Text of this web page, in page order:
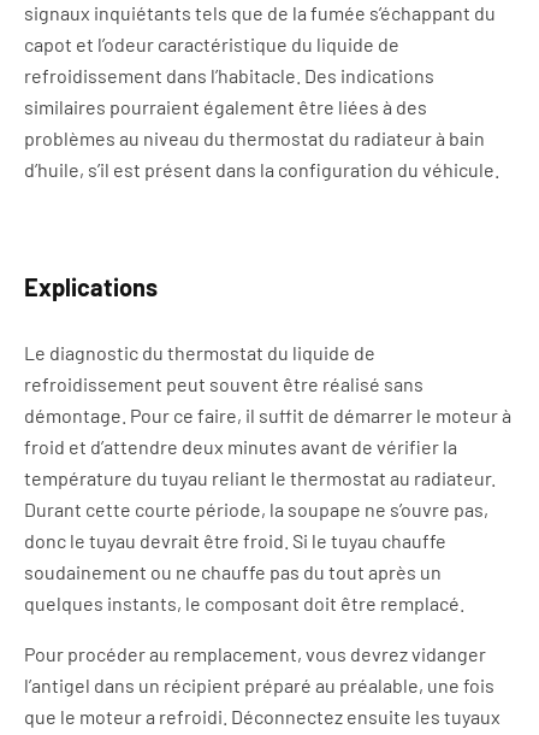
signaux inquiétants tels que de la fumée s’échappant du
capot et l’odeur caractéristique du liquide de
refroidissement dans l’habitacle. Des indications
similaires pourraient également être liées à des
problèmes au niveau du thermostat du radiateur à bain
d’huile, s’il est présent dans la configuration du véhicule.
Explications
Le diagnostic du thermostat du liquide de
refroidissement peut souvent être réalisé sans
démontage. Pour ce faire, il suffit de démarrer le moteur à
froid et d’attendre deux minutes avant de vérifier la
température du tuyau reliant le thermostat au radiateur.
Durant cette courte période, la soupape ne s’ouvre pas,
donc le tuyau devrait être froid. Si le tuyau chauffe
soudainement ou ne chauffe pas du tout après un
quelques instants, le composant doit être remplacé.
Pour procéder au remplacement, vous devrez vidanger
l’antigel dans un récipient préparé au préalable, une fois
que le moteur a refroidi. Déconnectez ensuite les tuyaux